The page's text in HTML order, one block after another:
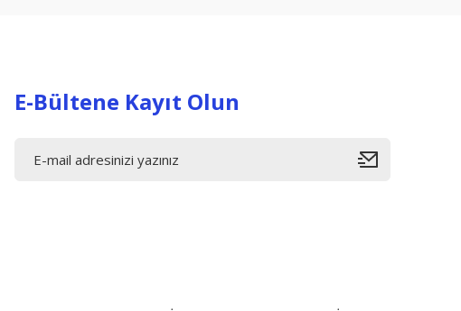
E-Bültene Kayıt Olun